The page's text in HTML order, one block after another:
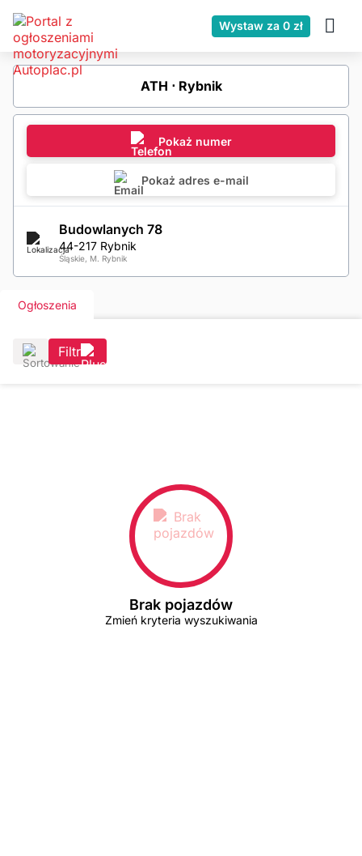
Wystaw za 0 zł
ATH ⋅ Rybnik
Pokaż numer
Pokaż adres e-mail
Budowlanych 78
44-217 Rybnik
Śląskie, M. Rybnik
Ogłoszenia
Filtr
Brak pojazdów
Zmień kryteria wyszukiwania